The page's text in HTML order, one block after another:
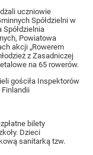
uczniowie
Spółdzielni w
Spółdzielnia
Powiatowa
akcji „Rowerem
z Zasadniczej
na 65 rowerów.
gościła Inspektorów
Finlandii
bilety
Dzieci
sanitarką tzw.